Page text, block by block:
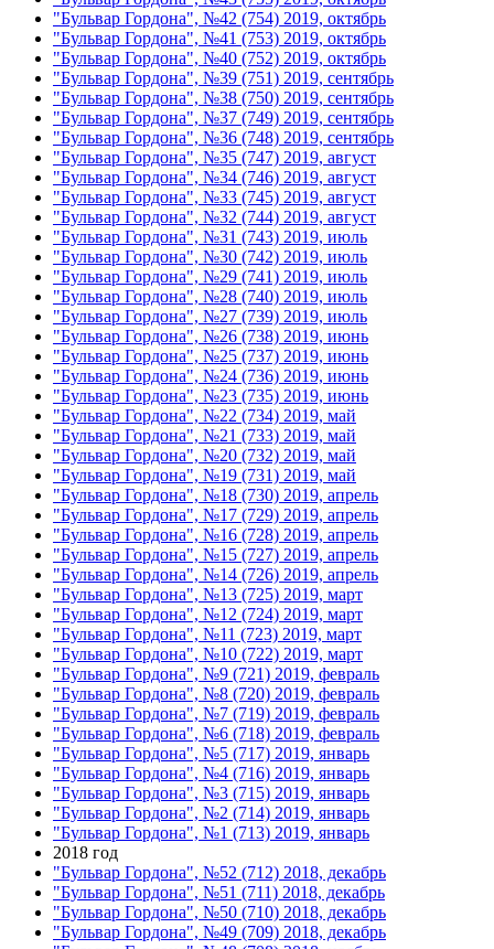
"Бульвар Гордона", №42 (754) 2019, октябрь
"Бульвар Гордона", №41 (753) 2019, октябрь
"Бульвар Гордона", №40 (752) 2019, октябрь
"Бульвар Гордона", №39 (751) 2019, сентябрь
"Бульвар Гордона", №38 (750) 2019, сентябрь
"Бульвар Гордона", №37 (749) 2019, сентябрь
"Бульвар Гордона", №36 (748) 2019, сентябрь
"Бульвар Гордона", №35 (747) 2019, август
"Бульвар Гордона", №34 (746) 2019, август
"Бульвар Гордона", №33 (745) 2019, август
"Бульвар Гордона", №32 (744) 2019, август
"Бульвар Гордона", №31 (743) 2019, июль
"Бульвар Гордона", №30 (742) 2019, июль
"Бульвар Гордона", №29 (741) 2019, июль
"Бульвар Гордона", №28 (740) 2019, июль
"Бульвар Гордона", №27 (739) 2019, июль
"Бульвар Гордона", №26 (738) 2019, июнь
"Бульвар Гордона", №25 (737) 2019, июнь
"Бульвар Гордона", №24 (736) 2019, июнь
"Бульвар Гордона", №23 (735) 2019, июнь
"Бульвар Гордона", №22 (734) 2019, май
"Бульвар Гордона", №21 (733) 2019, май
"Бульвар Гордона", №20 (732) 2019, май
"Бульвар Гордона", №19 (731) 2019, май
"Бульвар Гордона", №18 (730) 2019, апрель
"Бульвар Гордона", №17 (729) 2019, апрель
"Бульвар Гордона", №16 (728) 2019, апрель
"Бульвар Гордона", №15 (727) 2019, апрель
"Бульвар Гордона", №14 (726) 2019, апрель
"Бульвар Гордона", №13 (725) 2019, март
"Бульвар Гордона", №12 (724) 2019, март
"Бульвар Гордона", №11 (723) 2019, март
"Бульвар Гордона", №10 (722) 2019, март
"Бульвар Гордона", №9 (721) 2019, февраль
"Бульвар Гордона", №8 (720) 2019, февраль
"Бульвар Гордона", №7 (719) 2019, февраль
"Бульвар Гордона", №6 (718) 2019, февраль
"Бульвар Гордона", №5 (717) 2019, январь
"Бульвар Гордона", №4 (716) 2019, январь
"Бульвар Гордона", №3 (715) 2019, январь
"Бульвар Гордона", №2 (714) 2019, январь
"Бульвар Гордона", №1 (713) 2019, январь
2018 год
"Бульвар Гордона", №52 (712) 2018, декабрь
"Бульвар Гордона", №51 (711) 2018, декабрь
"Бульвар Гордона", №50 (710) 2018, декабрь
"Бульвар Гордона", №49 (709) 2018, декабрь